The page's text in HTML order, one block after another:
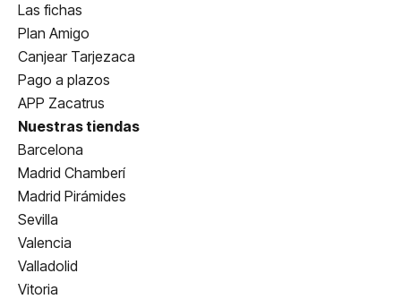
Las fichas
Plan Amigo
Canjear Tarjezaca
Pago a plazos
APP Zacatrus
Nuestras tiendas
Barcelona
Madrid Chamberí
Madrid Pirámides
Sevilla
Valencia
Valladolid
Vitoria